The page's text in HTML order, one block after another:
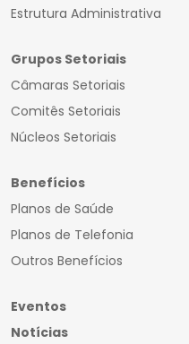
Estrutura Administrativa
Grupos Setoriais
Câmaras Setoriais
Comitês Setoriais
Núcleos Setoriais
Benefícios
Planos de Saúde
Planos de Telefonia
Outros Benefícios
Eventos
Notícias